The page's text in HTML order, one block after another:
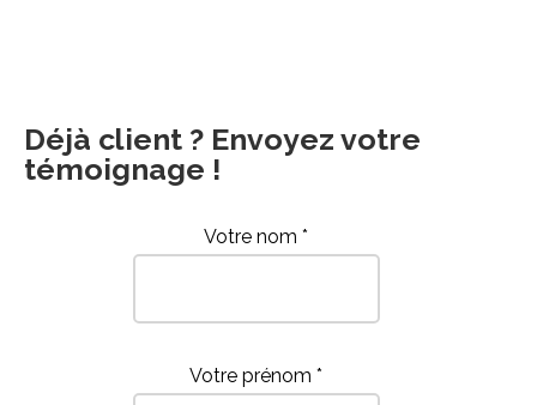
Déjà client ? Envoyez votre
témoignage !
Votre nom *
Votre prénom *